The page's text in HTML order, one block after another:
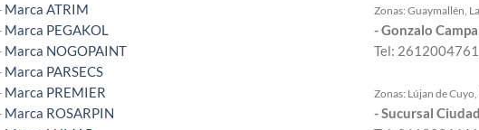
Marca ATRIM
Marca PEGAKOL
Marca NOGOPAINT
Marca PARSECS
Marca PREMIER
Marca ROSARPIN
Zonas: Guaymallén,
- Gonzalo
Tel:
Zonas: Lújan de
- Sucursal Ciudad